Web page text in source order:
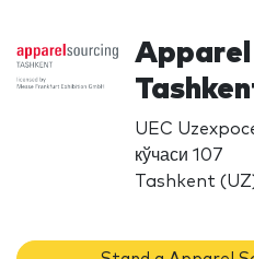
UEC
кўчаси 107
Tashkent